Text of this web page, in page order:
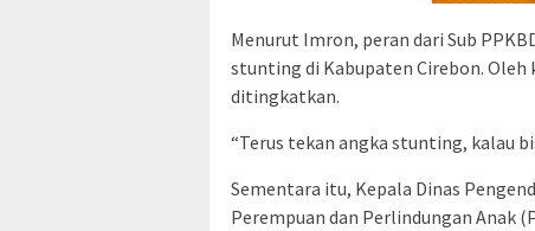
Menurut Imron, peran dari Sub
stunting di Kabupaten Cirebon. Oleh
ditingkatkan.
“Terus tekan angka stunting, kalau
Sementara itu, Kepala Dinas
Perempuan dan Perlindungan Anak